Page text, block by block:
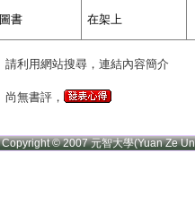
圖書 在架上
請利用網站搜尋，連結內容簡介
尚無書評，
Copyright © 2007 元智大學(Yuan Ze